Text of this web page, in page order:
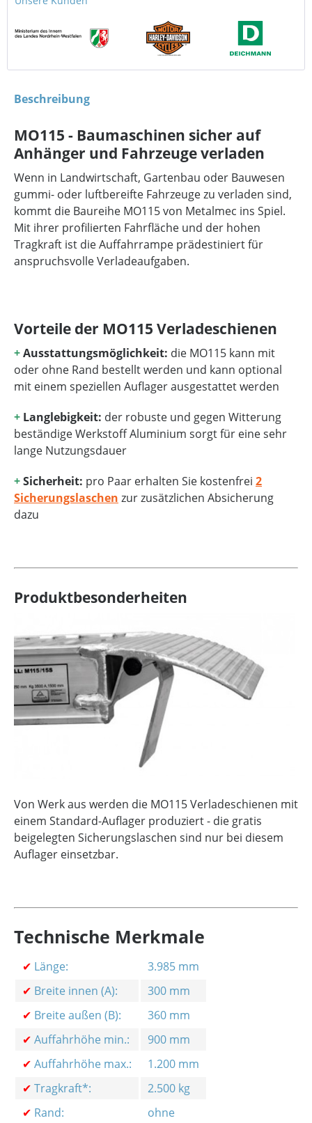
Beschreibung
MO115 - Baumaschinen sicher auf
Anhänger und Fahrzeuge verladen
Wenn in Landwirtschaft, Gartenbau oder Bauwesen
gummi- oder luftbereifte Fahrzeuge zu verladen sind,
kommt die Baureihe MO115 von Metalmec ins Spiel.
Mit ihrer profilierten Fahrfläche und der hohen
Tragkraft ist die Auffahrrampe prädestiniert für
anspruchsvolle Verladeaufgaben.
Vorteile der MO115 Verladeschienen
+Ausstattungsmöglichkeit: die MO115 kann mit
oder ohne Rand bestellt werden und kann optional
mit einem speziellen Auflager ausgestattet werden
+ Langlebigkeit: der robuste und gegen Witterung
beständige Werkstoff Aluminium sorgt für eine sehr
lange Nutzungsdauer
+Sicherheit: pro Paar erhalten Sie kostenfrei 2
Sicherungslaschen zur zusätzlichen Absicherung
dazu
Produktbesonderheiten
Von Werk aus werden die MO115 Verladeschienen mit
einem Standard-Auflager produziert - die gratis
beigelegten Sicherungslaschen sind nur bei diesem
Auflager einsetzbar.
Technische Merkmale
✔ Länge:
3.985 mm
✔ Breite innen (A):
300 mm
✔ Breite außen (B):
360 mm
✔ Auffahrhöhe min.:
900 mm
✔ Auffahrhöhe max.:
1.200 mm
✔ Tragkraft*:
2.500 kg
✔ Rand: ohne